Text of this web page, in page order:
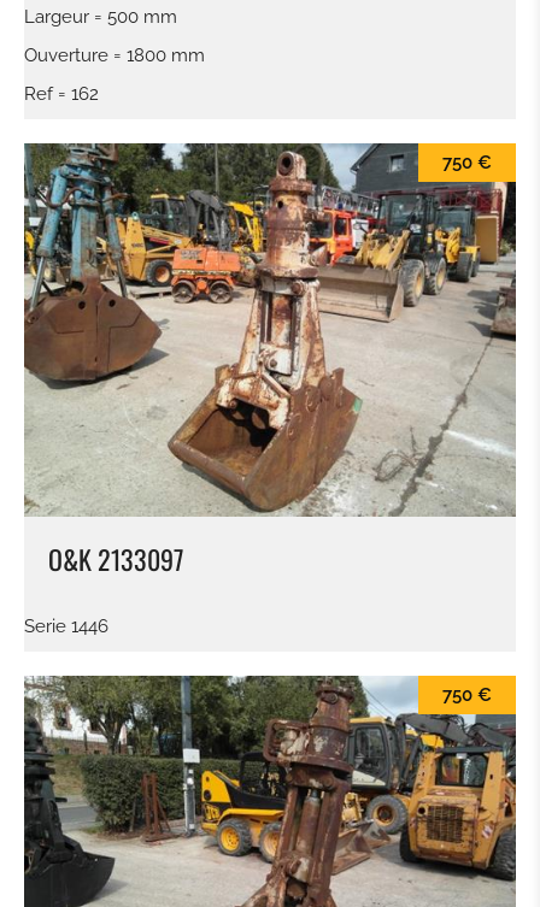
DISTRIBUTEUR HYDRAULIQUE
MOTEUR
CINTREUSE FER À BÉTON
CISEAUX À BÉTON
BROYEUR
SALEUSES
PANIER DE TRAVAIL
MACHINE POUR PIÈCE
Largeur = 500 mm
Ouverture = 1800 mm
Ref = 162
O&K 2133097
750 €
Serie 1446
750 €